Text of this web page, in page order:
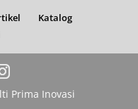
Katalog
Prima Inovasi